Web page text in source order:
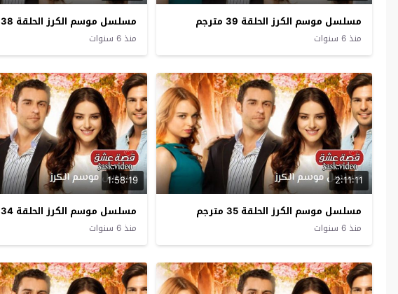
مسلسل موسم الكرز الحلقة 39 مترجم
منذ 6 سنوات
مسلسل موسم الكرز الحلقة 38 مترجم
منذ 6 سنوات
2:11:11
مسلسل موسم الكرز الحلقة 35 مترجم
منذ 6 سنوات
1:58:19
مسلسل موسم الكرز الحلقة 34 مترجم
منذ 6 سنوات